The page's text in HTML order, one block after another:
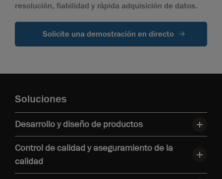
resolución, fiabilidad y rápida adquisición de datos.
Solicite una demostración en directo
Soluciones
Desarrollo y diseño de productos
Control de calidad y aseguramiento de la
calidad